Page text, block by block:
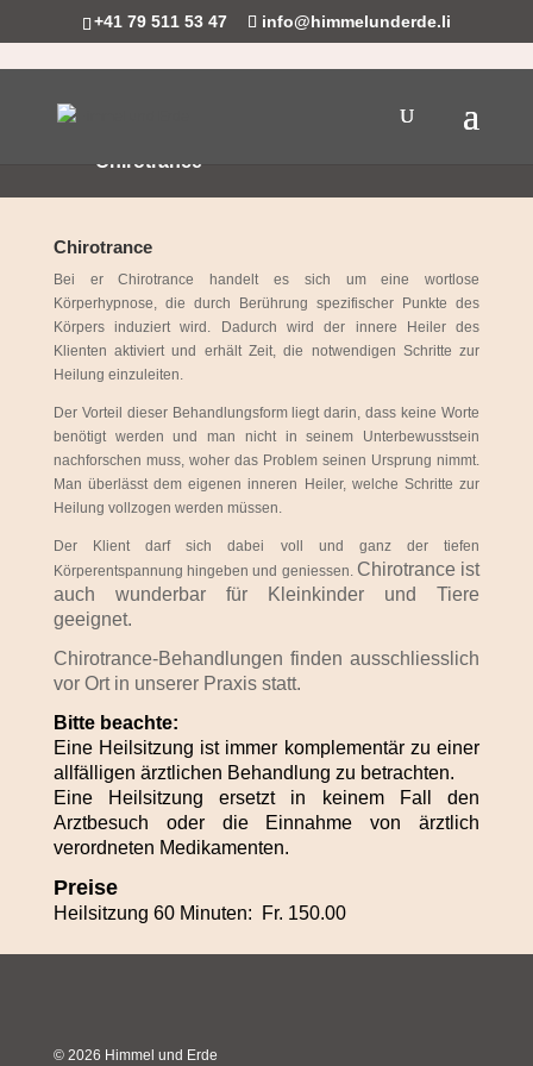
+41 79 511 53 47 info@himmelunderde.li
Chirotrance
Chirotrance
Bei er Chirotrance handelt es sich um eine wortlose
Körperhypnose, die durch Berührung spezifischer Punkte des
Körpers induziert wird. Dadurch wird der innere Heiler des
Klienten aktiviert und erhält Zeit, die notwendigen Schritte zur
Heilung einzuleiten.
Der Vorteil dieser Behandlungsform liegt darin, dass keine Worte
benötigt werden und man nicht in seinem Unterbewusstsein
nachforschen muss, woher das Problem seinen Ursprung nimmt.
Man überlässt dem eigenen inneren Heiler, welche Schritte zur
Heilung vollzogen werden müssen.
Der Klient darf sich dabei voll und ganz der tiefen
Körperentspannung hingeben und geniessen. Chirotrance ist
auch wunderbar für Kleinkinder und Tiere
geeignet.
Chirotrance-Behandlungen finden ausschliesslich
vor Ort in unserer Praxis statt.
Bitte beachte:
Eine Heilsitzung ist immer komplementär zu einer
allfälligen ärztlichen Behandlung zu betrachten.
Eine Heilsitzung ersetzt in keinem Fall den
Arztbesuch oder die Einnahme von ärztlich
verordneten Medikamenten.
Preise
Heilsitzung 60 Minuten: Fr. 150.00
© 2026 Himmel und Erde